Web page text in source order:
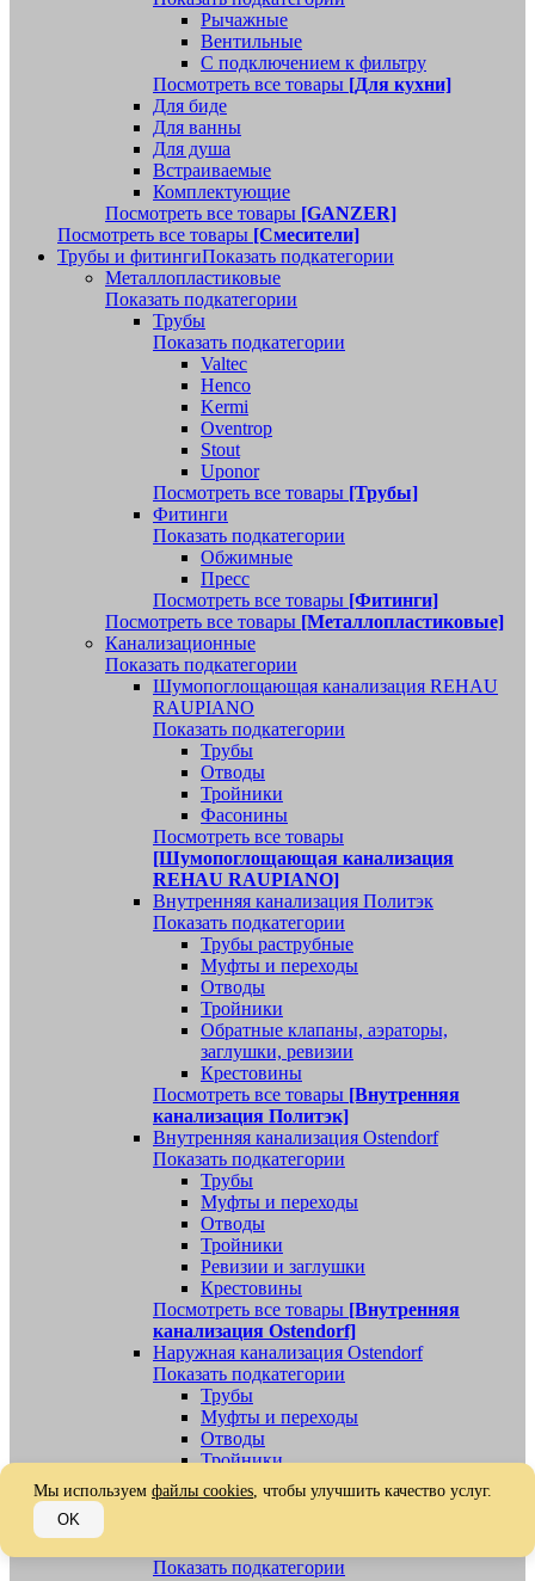
Рычажные
Вентильные
С подключением к фильтру
Посмотреть все товары [Для кухни]
Для биде
Для ванны
Для душа
Встраиваемые
Комплектующие
Посмотреть все товары [GANZER]
Посмотреть все товары [Смесители]
Трубы и фитингиПоказать подкатегории
Металлопластиковые
Показать подкатегории
Трубы
Показать подкатегории
Valtec
Henco
Kermi
Oventrop
Stout
Uponor
Посмотреть все товары [Трубы]
Фитинги
Показать подкатегории
Обжимные
Пресс
Посмотреть все товары [Фитинги]
Посмотреть все товары [Металлопластиковые]
Канализационные
Показать подкатегории
Шумопоглощающая канализация REHAU
RAUPIANO
Показать подкатегории
Трубы
Отводы
Тройники
Фасонины
Посмотреть все товары
[Шумопоглощающая канализация
REHAU RAUPIANO]
Внутренняя канализация Политэк
Показать подкатегории
Трубы раструбные
Муфты и переходы
Отводы
Тройники
Обратные клапаны, аэраторы,
заглушки, ревизии
Крестовины
Посмотреть все товары [Внутренняя
канализация Политэк]
Внутренняя канализация Ostendorf
Показать подкатегории
Трубы
Муфты и переходы
Отводы
Тройники
Ревизии и заглушки
Крестовины
Посмотреть все товары [Внутренняя
канализация Ostendorf]
Наружная канализация Ostendorf
Показать подкатегории
Трубы
Муфты и переходы
Отводы
Тройники
Ревизии, заглушки, обратные клапаны
Посмотреть все товары[Наружная
Показать подкатегории
Мы используем файлы cookies, чтобы улучшить качество услуг.
OK